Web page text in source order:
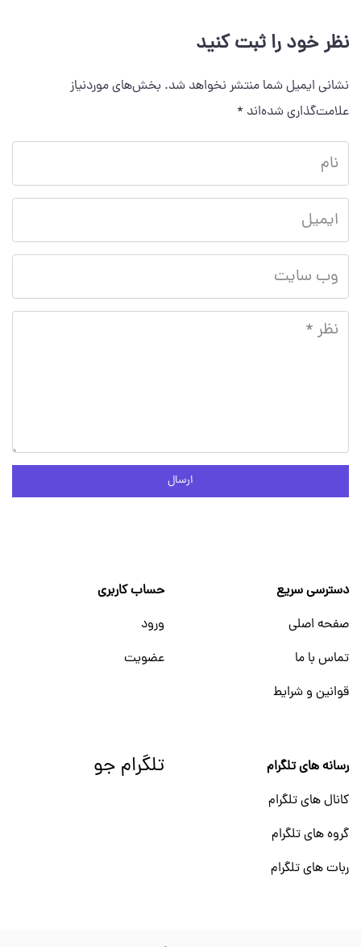
نظر خود را ثبت کنید
نشانی ایمیل شما منتشر نخواهد شد. بخش‌های موردنیاز
علامت‌گذاری شده‌اند *
ارسال
دسترسی سریع
صفحه اصلی
تماس با ما
قوانین و شرایط
حساب کاربری
ورود
عضویت
رسانه های تلگرام
کانال های تلگرام
گروه های تلگرام
ربات های تلگرام
تلگرام جو